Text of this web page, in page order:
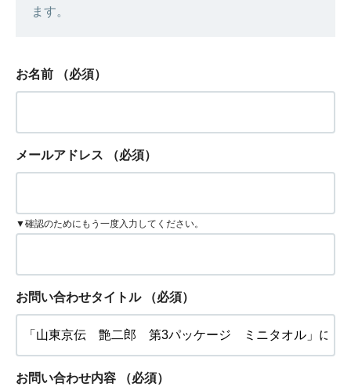
ます。
お名前 （必須）
メールアドレス （必須）
▼確認のためにもう一度入力してください。
お問い合わせタイトル （必須）
お問い合わせ内容 （必須）